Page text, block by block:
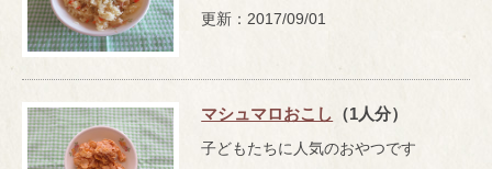
更新：2017/09/01
マシュマロおこし （1人分）
子どもたちに人気のおやつです